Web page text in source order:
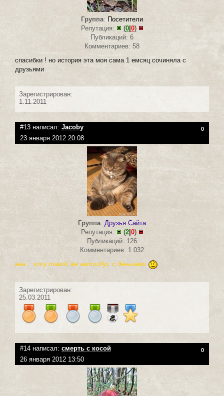
Группа: Посетители
Репутация:
(0| 0)
Публикаций: 6
Комментариев: 58
спасибки ! но история эта моя сама 1 емсяц сочиняла с
друзьями
Зарегистрирован:
1.11.2011
#13 написал: Jacoby 0
23 января 2012 20:08
Группа: Друзья Сайта
Репутация:
(2| 0)
Публикаций: 126
Комментариев: 1 032
ааа... хочу такой же автообус с деньгами
Зарегистрирован:
25.03.2011
#14 написал: смерть с косой 0
26 января 2012 13:50